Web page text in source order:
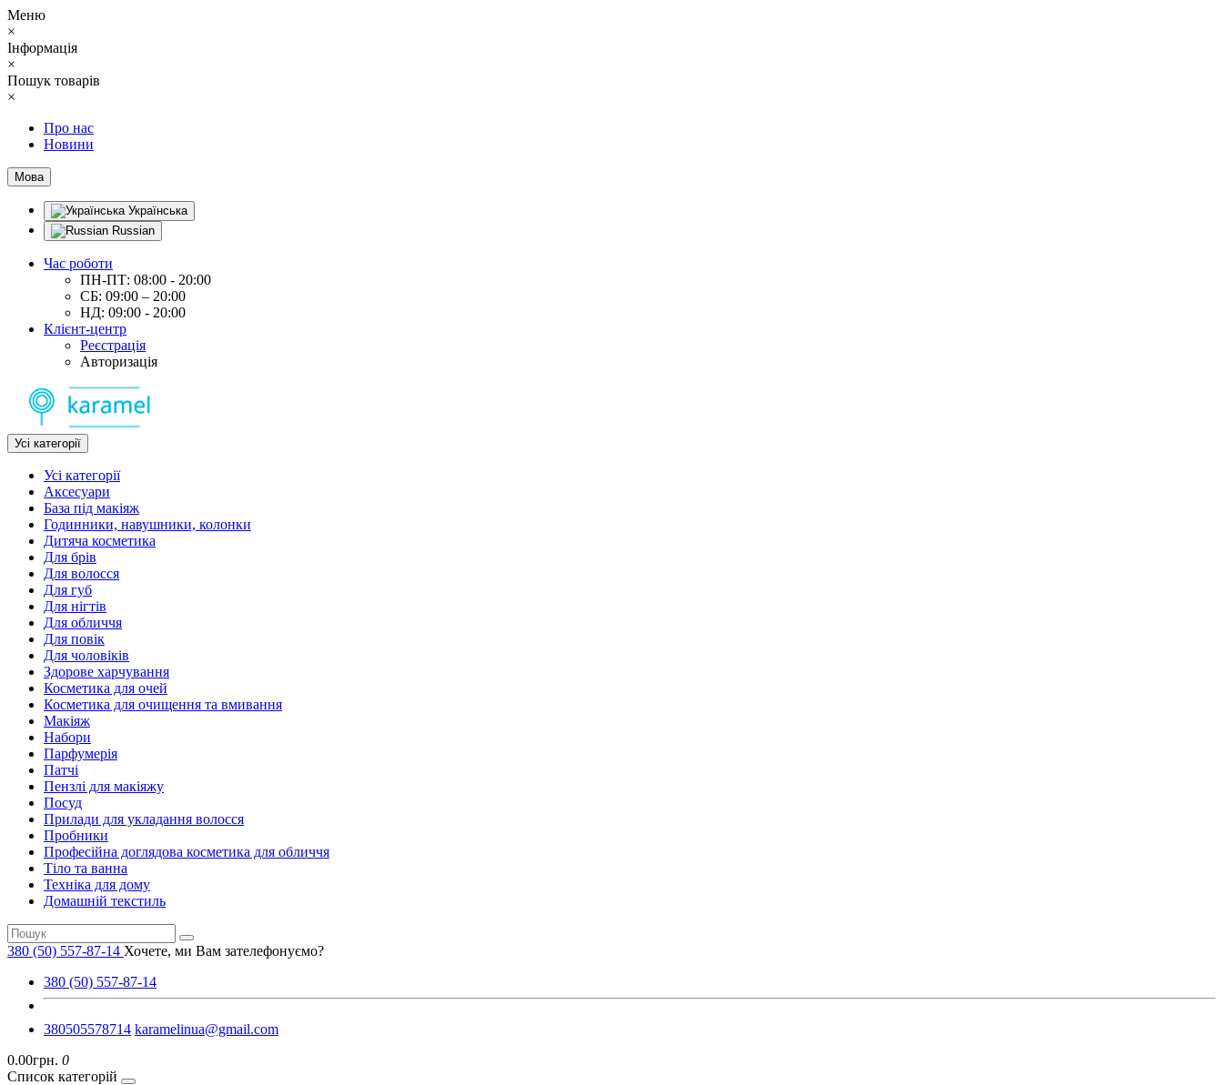
Меню
×
Інформація
×
Пошук товарів
×
Про нас
Новини
Мова
Українська
Russian
Час роботи
ПН-ПТ: 08:00 - 20:00
СБ: 09:00 – 20:00
НД: 09:00 - 20:00
Клієнт-центр
Реєстрація
Авторизація
Усі категорії
Усі категорії
Аксесуари
База під макіяж
Годинники, навушники, колонки
Дитяча косметика
Для брів
Для волосся
Для губ
Для нігтів
Для обличчя
Для повік
Для чоловіків
Здорове харчування
Косметика для очей
Косметика для очищення та вмивання
Макіяж
Набори
Парфумерія
Патчі
Пензлі для макіяжу
Посуд
Прилади для укладання волосся
Пробники
Професійна доглядова косметика для обличчя
Тіло та ванна
Техніка для дому
Домашній текстиль
380 (50) 557-87-14 Хочете, ми Вам зателефонуємо?
380 (50) 557-87-14
380505578714 karamelinua@gmail.com
0.00грн. 0
Список категорій